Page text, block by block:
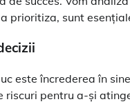
sunt
este încrederea în
pentru a-și